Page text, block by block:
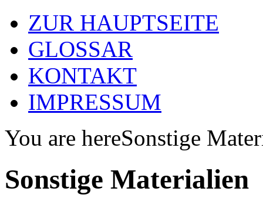
ZUR HAUPTSEITE
GLOSSAR
KONTAKT
IMPRESSUM
You are hereSonstige
Sonstige Materialien